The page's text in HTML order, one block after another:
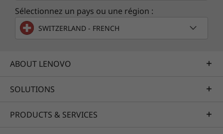
Sélectionnez un pays ou une région :
SWITZERLAND - FRENCH
ABOUT LENOVO
SOLUTIONS
PRODUCTS & SERVICES